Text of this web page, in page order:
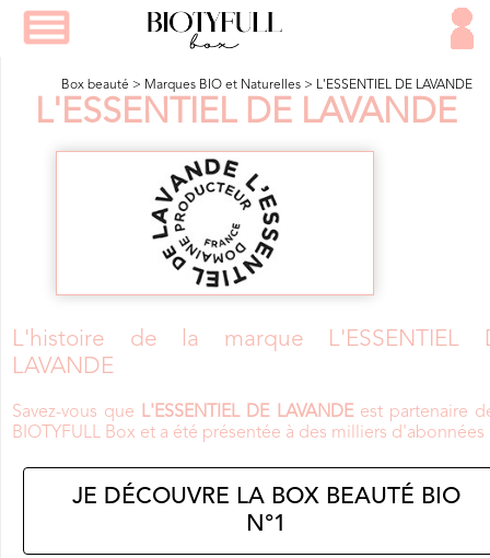
Box beauté > Marques BIO et Naturelles > L'ESSENTIEL DE LAVANDE
L'ESSENTIEL DE LAVANDE
L'histoire de la marque L'ESSENTIEL
LAVANDE
Savez-vous que L'ESSENTIEL DE LAVANDEest partenaire
BIOTYFULL Box et a été présentée à des milliers d'abonnées
JE DÉCOUVRE LA BOX BEAUTÉ BIO
N°1